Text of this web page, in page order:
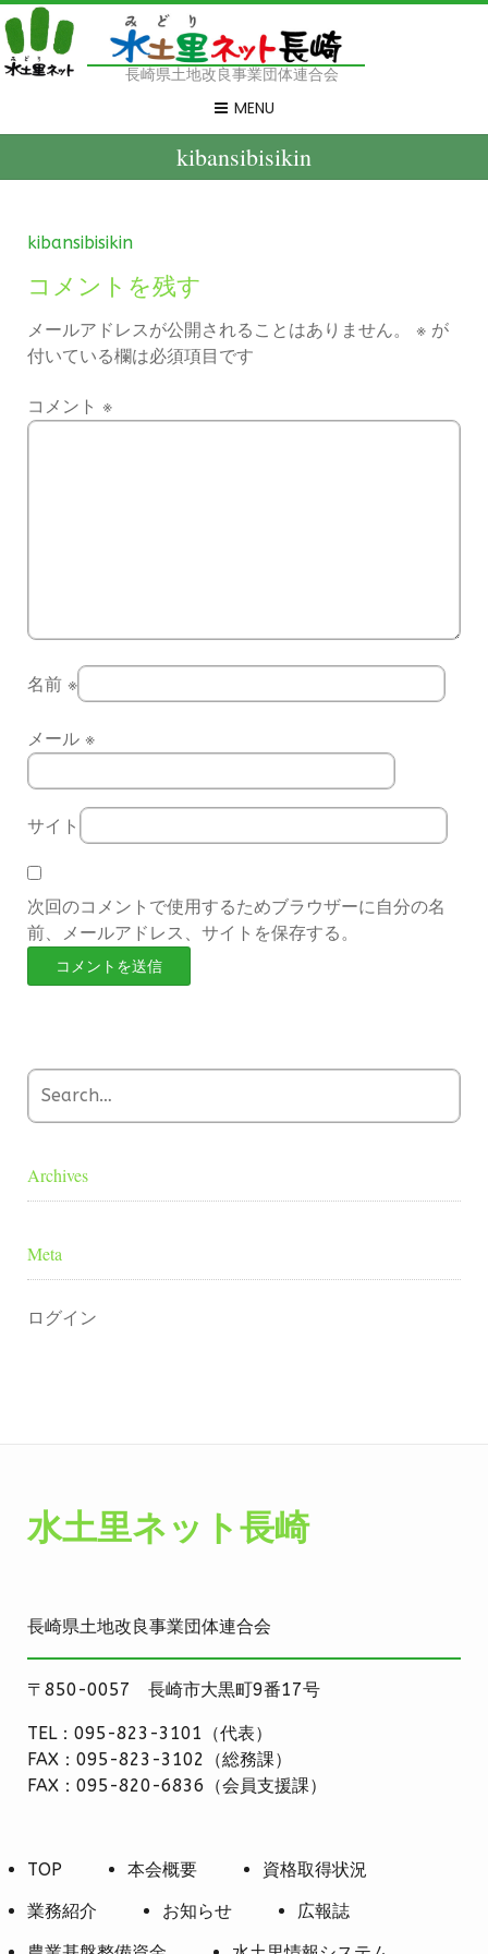
長崎県土地改良事業団体連合会
MENU
kibansibisikin
kibansibisikin
コメントを残す
メールアドレスが公開されることはありません。 ※ が
付いている欄は必須項目です
コメント ※
名前 ※
メール ※
サイト
次回のコメントで使用するためブラウザーに自分の名
前、メールアドレス、サイトを保存する。
Archives
Meta
ログイン
水土里ネット長崎
長崎県土地改良事業団体連合会
〒850-0057 長崎市大黒町9番17号
TEL：095-823-3101（代表）
FAX：095-823-3102（総務課）
FAX：095-820-6836（会員支援課）
TOP 本会概要
資格取得状況
業務紹介
お知らせ
広報誌